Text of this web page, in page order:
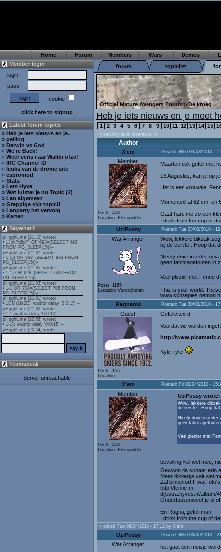
Home Forum Members Wars Demos
Member login
login:
pass:
cookie
click here to signup
Latest forum topics
» Heb je iets nieuws en je..
» peiling
» Darwin vs God
» We're Back!
» Weer eens naar Walibi ofzo!
» IRC Channel :D
» leuks van de drome site
» cspromod
» Stats
» Lets Hyve
» Wat luister je nu Topic (2)
» Lan algemeen
» Grappige shit topic!!
» Lanparty het vervolg
» Karten
Saywhat?
Teamspeak
Server unreachable
forum topiclist
Official Mature Avengers Forum>De kroeg
Heb je iets nieuws en je moet
1 2 3 4 5 6 7 8 9 10 11 12 13 14 15
» security level clearance: 0
Author
X'em Posted: Wed 03/03/2010 -
Member
Posts: 453
Location: Flevopolder
Maarten ook gefeli met
13 Augustus, kan je op
Het is een vrouwtje,
Momenteel al 62 cm, en
Gaat hard me zo een
I drink from the cup of
UziPussy
Posted: Tue 23/03/2010 -
War Arranger
Posts: 1165
Location: Voorschoten
Wow, lekkere dikzak
bij de eerste...Hoop dat
Nicely done in ieder
geen fabricagefouten in
Veel plezier met Fenne
This is your world.
www.schaapies.demon.n
Ragnarok
Posted: Tue 30/03/2010 -
Guest
Posts: 155
Location:
Gefeliciteerd!
Voordat we worden
http://
Kyle Tyler
X'em Posted: Fri 02/04/2010 -
Member
Posts: 453
Location: Flevopolder
UziPussy wrote:
Wow, lekkere
de eerste...Hoop
Nicely done in ieder
geen
Veel plezier met
bevalling viel wel mee,
Gewoon de schaar erin
Maar dikkertje valt wel
Zal binnekort ff wat
http://fenne-m-
dijkstra.hyves.nl/album/
Ondertussenweet je al
En Ragna, gefeli man
I drink from the cup of
» edited Tue 06/04/2010 - 17:12 by X'em
UziPussy Posted: Wed 09/06/2010 -
War Arranger het gaat een meisje